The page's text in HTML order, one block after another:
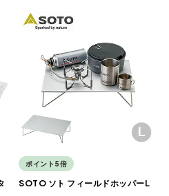
ポイント5倍
SOTO ソト フィールドホッパーL